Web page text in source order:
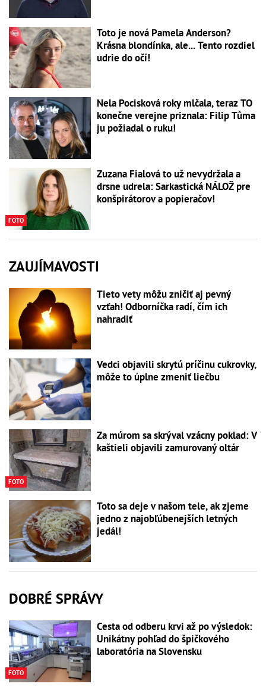
Toto je nová Pamela Anderson?
Krásna blondínka, ale... Tento rozdiel
udrie do očí!
Nela Pocisková roky mlčala, teraz TO
konečne verejne priznala: Filip Tůma
ju požiadal o ruku!
FOTO
Zuzana Fialová to už nevydržala a
drsne udrela: Sarkastická NÁLOŽ pre
konšpirátorov a popieračov!
ZAUJÍMAVOSTI
Tieto vety môžu zničiť aj pevný
vzťah! Odborníčka radí, čím ich
nahradiť
Vedci objavili skrytú príčinu cukrovky,
môže to úplne zmeniť liečbu
FOTO
Za múrom sa skrýval vzácny poklad: V
kaštieli objavili zamurovaný oltár
Toto sa deje v našom tele, ak zjeme
jedno z najobľúbenejších letných
jedál!
DOBRÉ SPRÁVY
FOTO
Cesta od odberu krvi až po výsledok:
Unikátny pohľad do špičkového
laboratória na Slovensku